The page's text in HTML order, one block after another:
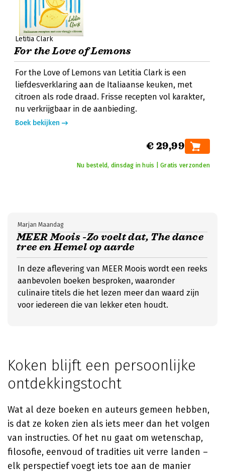
Letitia Clark
For the Love of Lemons
For the Love of Lemons van Letitia Clark is een
liefdesverklaring aan de Italiaanse keuken, met
citroen als rode draad. Frisse recepten vol karakter,
nu verkrijgbaar in de aanbieding.
Boek bekijken
€ 29,99
Nu besteld, dinsdag in huis | Gratis verzonden
MEER Moois -Zo voelt dat, The dance
tree en Hemel op aarde
Marjan Maandag
In deze aflevering van MEER Moois wordt een reeks
aanbevolen boeken besproken, waaronder
culinaire titels die het lezen meer dan waard zijn
voor iedereen die van lekker eten houdt.
Koken blijft een persoonlijke
ontdekkingstocht
Wat al deze boeken en auteurs gemeen hebben,
is dat ze koken zien als iets meer dan het volgen
van instructies. Of het nu gaat om wetenschap,
filosofie, eenvoud of tradities uit verre landen –
elk perspectief voegt iets toe aan de manier